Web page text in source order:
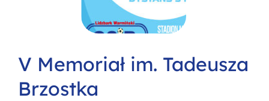
V Memoriał im. Tadeusza
Brzostka